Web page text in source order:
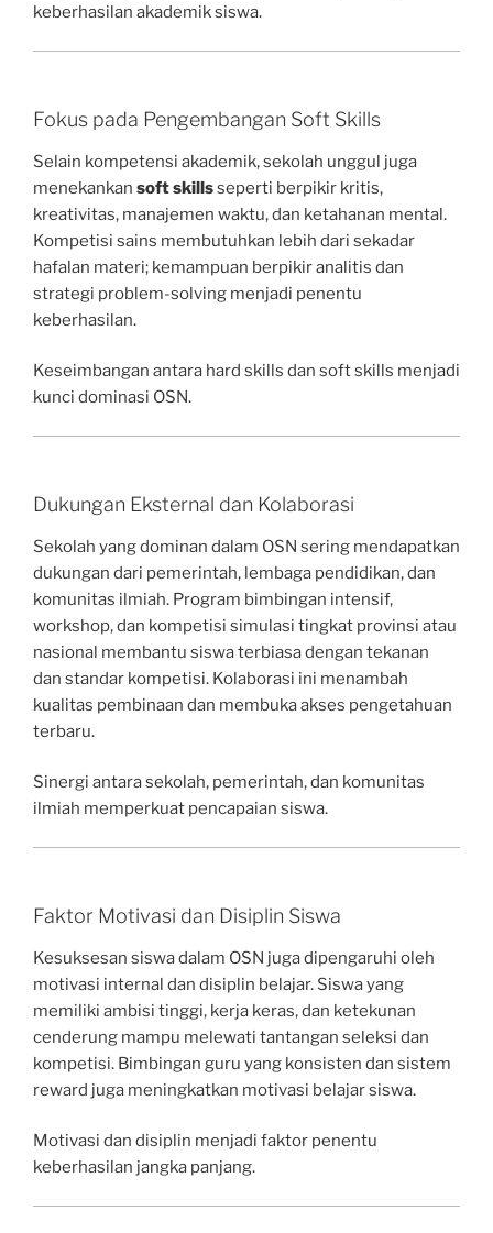
keberhasilan akademik siswa.
Fokus pada Pengembangan Soft Skills
Selain kompetensi akademik, sekolah unggul juga
menekankan soft skillsseperti berpikir kritis,
kreativitas, manajemen waktu, dan ketahanan mental.
Kompetisi sains membutuhkan lebih dari sekadar
hafalan materi; kemampuan berpikir analitis dan
strategi problem-solving menjadi penentu
keberhasilan.
Keseimbangan antara hard skills dan soft skills menjadi
kunci dominasi OSN.
Dukungan Eksternal dan Kolaborasi
Sekolah yang dominan dalam OSN sering mendapatkan
dukungan dari pemerintah, lembaga pendidikan, dan
komunitas ilmiah. Program bimbingan intensif,
workshop, dan kompetisi simulasi tingkat provinsi atau
nasional membantu siswa terbiasa dengan tekanan
dan standar kompetisi. Kolaborasi ini menambah
kualitas pembinaan dan membuka akses pengetahuan
terbaru.
Sinergi antara sekolah, pemerintah, dan komunitas
ilmiah memperkuat pencapaian siswa.
Faktor Motivasi dan Disiplin Siswa
Kesuksesan siswa dalam OSN juga dipengaruhi oleh
motivasi internal dan disiplin belajar. Siswa yang
memiliki ambisi tinggi, kerja keras, dan ketekunan
cenderung mampu melewati tantangan seleksi dan
kompetisi. Bimbingan guru yang konsisten dan sistem
reward juga meningkatkan motivasi belajar siswa.
Motivasi dan disiplin menjadi faktor penentu
keberhasilan jangka panjang.